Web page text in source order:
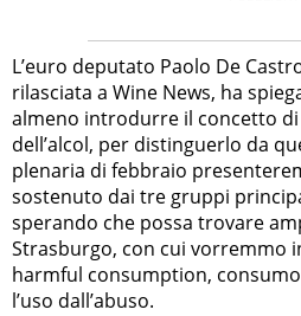
L’euro deputato Paolo De
rilasciata a Wine News, ha
almeno introdurre il concetto
dell’alcol, per distinguerlo da
plenaria di febbraio
sostenuto dai tre gruppi
sperando che possa trovare
Strasburgo, con cui vorremmo
harmful consumption,
l’uso dall’abuso.